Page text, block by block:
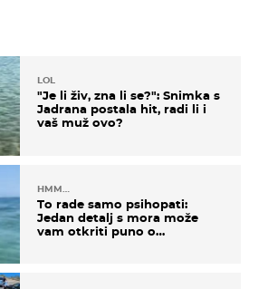
LOL
"Je li živ, zna li se?": Snimka s
Jadrana postala hit, radi li i
vaš muž ovo?
HMM…
To rade samo psihopati:
Jedan detalj s mora može
vam otkriti puno o